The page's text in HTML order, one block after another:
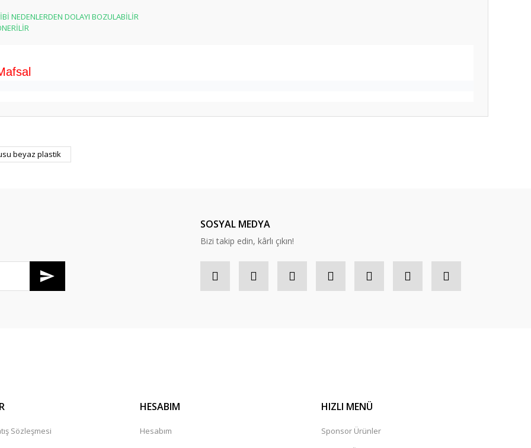
NEDENLERDEN DOLAYI BOZULABİLİR
beyaz plastik
SOSYAL MEDYA
Bizi takip edin, kârlı çıkın!
Sözleşmesi
HESABIM
Hesabım
HIZLI MENÜ
Sponsor Ürünler